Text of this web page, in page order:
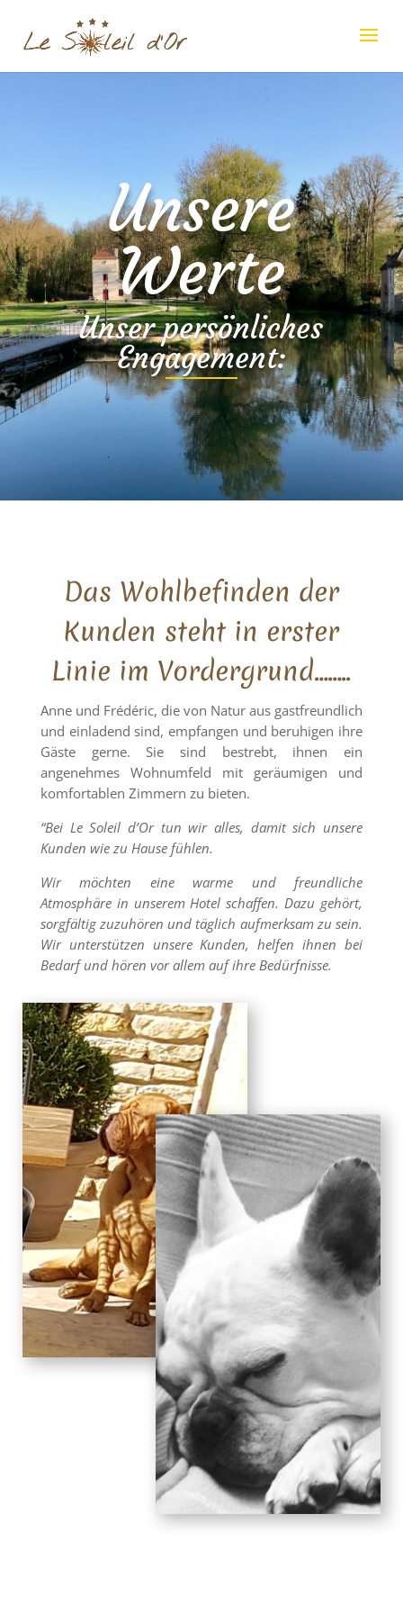
Unsere
Werte
Unser persönliches
Engagement:
Das Wohlbefinden der
Kunden steht in erster
Linie im Vordergrund……..
Anne und Frédéric, die von Natur aus gastfreundlich
und einladend sind, empfangen und beruhigen ihre
Gäste gerne. Sie sind bestrebt, ihnen ein
angenehmes Wohnumfeld mit geräumigen und
komfortablen Zimmern zu bieten.
“Bei Le Soleil d’Or tun wir alles, damit sich unsere
Kunden wie zu Hause fühlen.
Wir möchten eine warme und freundliche
Atmosphäre in unserem Hotel schaffen. Dazu gehört,
sorgfältig zuzuhören und täglich aufmerksam zu sein.
Wir unterstützen unsere Kunden, helfen ihnen bei
Bedarf und hören vor allem auf ihre Bedürfnisse.